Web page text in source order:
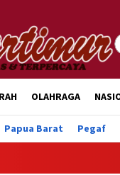
OLAHRAGA
Papua Barat Pegaf